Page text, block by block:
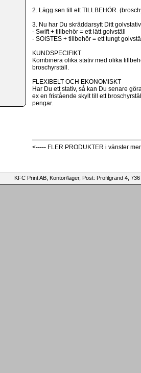
2. Lägg sen till ett TILLBEHÖR.
3. Nu har Du skräddarsytt Ditt
- Swift + tillbehör = ett lätt golvställ
- SOISTES + tillbehör = ett tungt
KUNDSPECIFIKT
Kombinera olika stativ med olika
broschyrställ.
FLEXIBELT OCH EKONOMISKT
Har Du ett stativ, så kan Du senare
ex en fristående skylt till ett
pengar.
<----- FLER PRODUKTER i vänster
KFC Print AB, Kontor/lager, Post: Profilgränd 4,